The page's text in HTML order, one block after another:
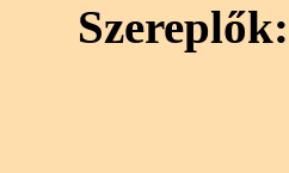
Szereplők: